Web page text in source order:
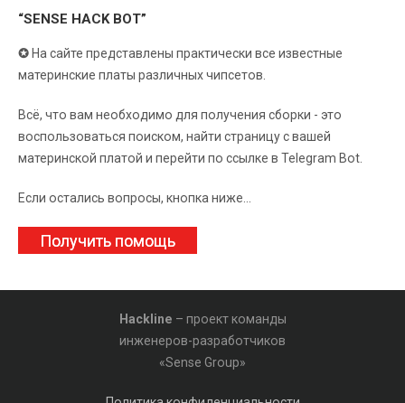
“SENSE HACK BOT”
✪ На сайте представлены практически все известные
материнские платы различных чипсетов.
Всё, что вам необходимо для получения сборки - это
воспользоваться поиском, найти страницу с вашей
материнской платой и перейти по ссылке в Telegram Bot.
Если остались вопросы, кнопка ниже...
Получить помощь
Hackline – проект команды
инженеров-разработчиков
«Sense Group»